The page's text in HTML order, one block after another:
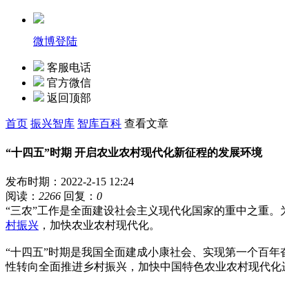
微博登陆
客服电话
官方微信
返回顶部
首页 振兴智库 智库百科 查看文章
“十四五”时期 开启农业农村现代化新征程的发展环境
发布时期：2022-2-15 12:24
阅读： 2266 回复： 0
“三农”工作是全面建设社会主义现代化国家的重中之重
村振兴 ，加快农业农村现代化。
“十四五”时期是我国全面建成小康社会、实现第一个百
性转向全面推进乡村振兴，加快中国特色农业农村现代化